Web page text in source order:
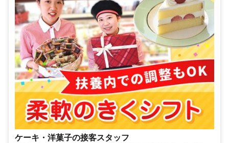
ケーキ・洋菓子の接客スタッフ